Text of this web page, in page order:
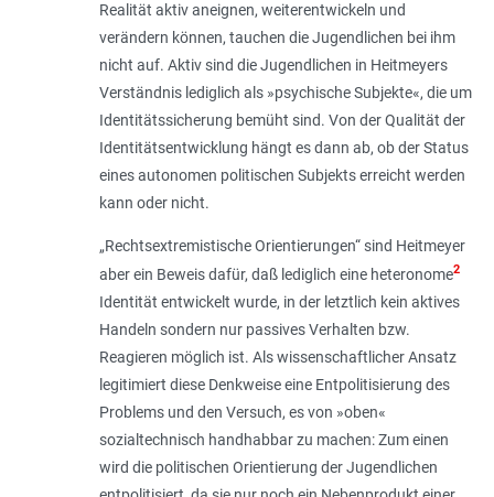
Realität aktiv aneignen, weiterentwickeln und
verändern können, tauchen die Jugendlichen bei ihm
nicht auf. Aktiv sind die Jugendlichen in Heitmeyers
Verständnis lediglich als »psychische Subjekte«, die um
Identitätssicherung bemüht sind. Von der Qualität der
Identitätsentwicklung hängt es dann ab, ob der Status
eines autonomen politischen Subjekts erreicht werden
kann oder nicht.
„Rechtsextremistische Orientierungen“ sind Heitmeyer
aber ein Beweis dafür, daß lediglich eine heteronome2
Identität entwickelt wurde, in der letztlich kein aktives
Handeln sondern nur passives Verhalten bzw.
Reagieren möglich ist. Als wissenschaftlicher Ansatz
legitimiert diese Denkweise eine Entpolitisierung des
Problems und den Versuch, es von »oben«
sozialtechnisch handhabbar zu machen: Zum einen
wird die politischen Orientierung der Jugendlichen